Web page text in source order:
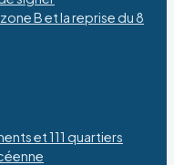
B et la reprise du 8
et 111 quartiers